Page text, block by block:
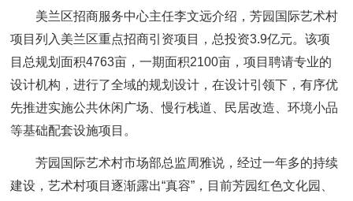
美兰区招商服务中心主任李文远介绍，芳园国际艺术村
项目列入美兰区重点招商引资项目，总投资3.9亿元。该项
目总规划面积4763亩，一期面积2100亩，项目聘请专业的
设计机构，进行了全域的规划设计，在设计引领下，有序优
先推进实施公共休闲广场、慢行栈道、民居改造、环境小品
等基础配套设施项目。
芳园国际艺术村市场部总监周雅说，经过一年多的持续
建设，艺术村项目逐渐露出“真容”，目前芳园红色文化园、